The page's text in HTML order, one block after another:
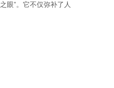
眼”。它不仅弥补了人